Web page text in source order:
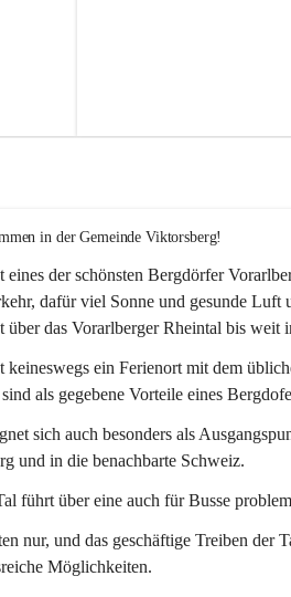
in der Gemeinde Viktorsberg!
eines der schönsten Bergdörfer
dafür viel Sonne und gesunde Luft
über das Vorarlberger Rheintal bis
keineswegs ein Ferienort mit dem
als gegebene Vorteile eines
sich auch besonders als
und in die benachbarte Schweiz.
führt über eine auch für Busse
nur, und das geschäftige Treiben der
Möglichkeiten.